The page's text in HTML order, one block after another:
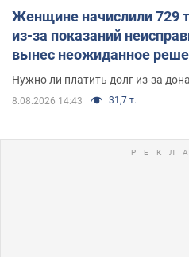
Женщине начислили 729
из-за показаний
вынес неожиданное
Нужно ли платить долг из-за
8.08.2026 14:43 31,7 т.